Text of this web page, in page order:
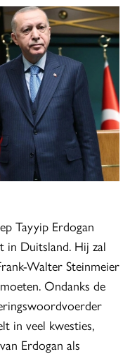
Tayyip Erdogan
Duitsland. Hij zal
Walter Steinmeier
Ondanks de
in veel kwesties,
Erdogan als